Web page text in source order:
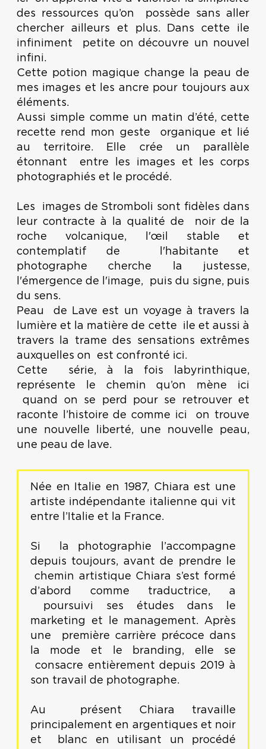
des ressources qu’on possède sans aller
chercher ailleurs et plus. Dans cette ile
infiniment petite on découvre un nouvel
infini.
Cette potion magique change la peau de
mes images et les ancre pour toujours aux
éléments.
Aussi simple comme un matin d’été, cette
recette rend mon geste organique et lié
au territoire. Elle crée un parallèle
étonnant entre les images et les corps
photographiés et le procédé.
Les images de Stromboli sont fidèles dans
leur contracte à la qualité de noir de la
roche volcanique, l'œil stable et
contemplatif de l'habitante et
photographe cherche la justesse,
l'émergence de l'image, puis du signe, puis
du sens.
Peau de Lave est un voyage à travers la
lumière et la matière de cette ile et aussi à
travers la trame des sensations extrêmes
auxquelles on est confronté ici.
Cette série, à la fois labyrinthique,
représente le chemin qu’on mène ici
quand on se perd pour se retrouver et
raconte l’histoire de comme ici on trouve
une nouvelle liberté, une nouvelle peau,
une peau de lave.
Née en Italie en 1987, Chiara est une
artiste indépendante italienne qui vit
entre l’Italie et la France.
Si la photographie l’accompagne
depuis toujours, avant de prendre le
chemin artistique Chiara s’est formé
d’abord comme traductrice, a
poursuivi ses études dans le
marketing et le management. Après
une première carrière précoce dans
la mode et le branding, elle se
consacre entièrement depuis 2019 à
son travail de photographe.
Au présent Chiara travaille
principalement en argentiques et noir
et blanc en utilisant un procédé